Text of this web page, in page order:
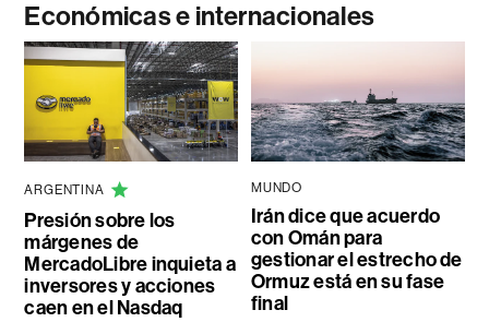
Económicas e internacionales
ARGENTINA
Presión sobre los
márgenes de
MercadoLibre inquieta a
inversores y acciones
caen en el Nasdaq
MUNDO
Irán dice que acuerdo
con Omán para
gestionar el estrecho de
Ormuz está en su fase
final